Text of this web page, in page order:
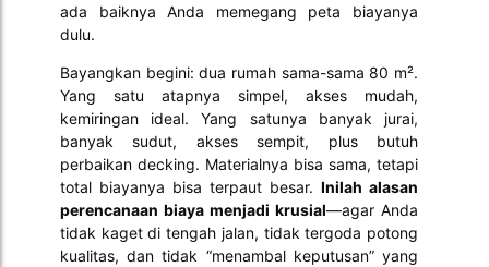
ada baiknya Anda memegang peta biayanya
dulu.
Bayangkan begini: dua rumah sama-sama 80 m².
Yang satu atapnya simpel, akses mudah,
kemiringan ideal. Yang satunya banyak jurai,
banyak sudut, akses sempit, plus butuh
perbaikan decking. Materialnya bisa sama, tetapi
total biayanya bisa terpaut besar. Inilah alasan
perencanaan biaya menjadi krusial—agar Anda
tidak kaget di tengah jalan, tidak tergoda potong
kualitas, dan tidak “menambal keputusan” yang